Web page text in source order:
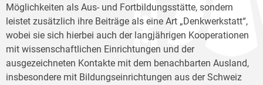
Möglichkeiten als Aus- und Fortbildungsstätte, sondern
leistet zusätzlich ihre Beiträge als eine Art „Denkwerkstatt“,
wobei sie sich hierbei auch der langjährigen Kooperationen
mit wissenschaftlichen Einrichtungen und der
ausgezeichneten Kontakte mit dem benachbarten Ausland,
insbesondere mit Bildungseinrichtungen aus der Schweiz